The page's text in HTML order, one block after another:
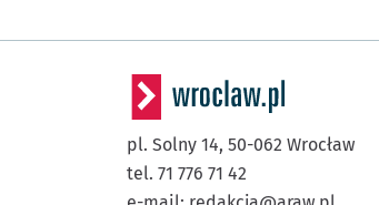
pl. Solny 14, 50-062 Wrocław
tel. 71 776 71 42